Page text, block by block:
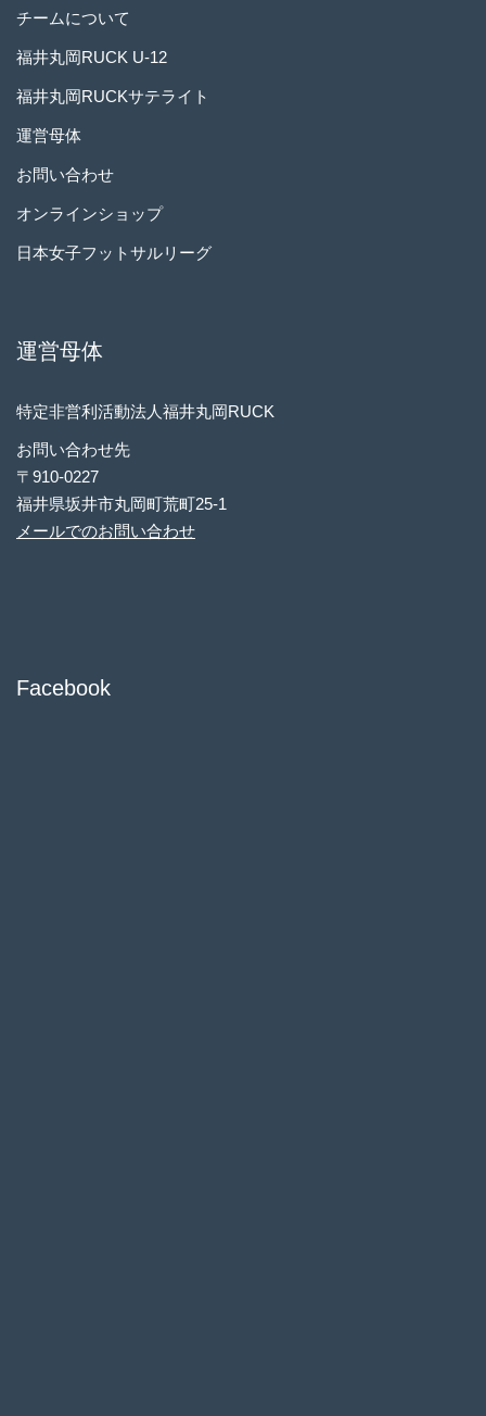
チームについて
福井丸岡RUCK U-12
福井丸岡RUCKサテライト
運営母体
お問い合わせ
オンラインショップ
日本女子フットサルリーグ
運営母体
特定非営利活動法人福井丸岡RUCK
お問い合わせ先
〒910-0227
福井県坂井市丸岡町荒町25-1
メールでのお問い合わせ
Facebook